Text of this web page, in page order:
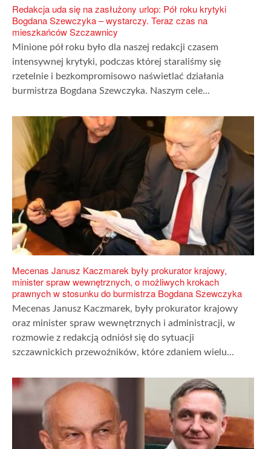
Redakcja uda się na zasłużony urlop: Pół roku krytyki
Bogdana Szewczyka – wystarczy. Teraz czas na
mieszkańców Szczawnicy
Minione pół roku było dla naszej redakcji czasem
intensywnej krytyki, podczas której staraliśmy się
rzetelnie i bezkompromisowo naświetlać działania
burmistrza Bogdana Szewczyka. Naszym cele...
Mecenas Janusz Kaczmarek były prokurator krajowy,
minister spraw wewnętrznych, o możliwych krokach
prawnych w stosunku do burmistrza Bogdana Szewczyka
Mecenas Janusz Kaczmarek, były prokurator krajowy
oraz minister spraw wewnętrznych i administracji, w
rozmowie z redakcją odniósł się do sytuacji
szczawnickich przewoźników, które zdaniem wielu...